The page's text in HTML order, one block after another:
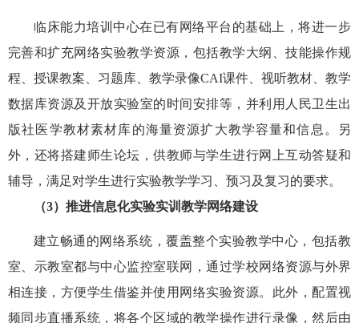
临床能力培训中心在已有网络平台的基础上，将进一步
完善和扩充网络实验教学资源，包括教学大纲、技能操作规
程、 授课教案 习题库、教学录像CAI课件、视听教材、教学
数据库资源及开放实验室的时间安排等 ，并利用人民卫生出
版社医学教材素材库的海量资源扩大教学容量和信息。另
外，还将搭建师生论坛，供教师与学生进行网上互动答疑和
辅导，满足对学生进行实验教学学习、预习及复习的要求。
（3）推进信息化实验实训教学网络建设
建立畅通的网络系统，覆盖整个实验教学中心，包括教
室、示教室都与中心监控室联网，通过学校网络资源与外界
相连接，方便学生借鉴并使用网络实验资源。此外，配置视
频同步直播系统 ，将各个区域的教学操作进行录像，然后由